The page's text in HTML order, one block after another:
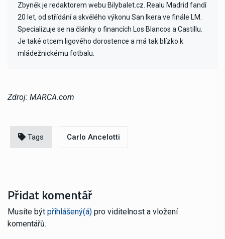
Zbyněk je redaktorem webu Bilybalet.cz. Realu Madrid fandí
20 let, od střídání a skvělého výkonu San Ikera ve finále LM.
Specializuje se na články o financích Los Blancos a Castillu.
Je také otcem ligového dorostence a má tak blízko k
mládežnickému fotbalu.
Zdroj: MARCA.com
Tags Carlo Ancelotti
Přidat komentář
Musíte být přihlášený(á) pro viditelnost a vložení
komentářů.